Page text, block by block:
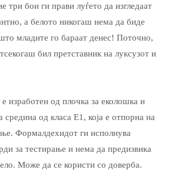
три бои ги прави луѓето да изгледаат
а белото никогаш нема да биде
младите го бараат денес! Поточно,
бил претставник на луксузот и
изработен од плочка за еколошка и
од класа Е1, која е отпорна на
Формалдехидот ги исполнува
за тестирање и нема да предизвика
Може да се користи со доверба.